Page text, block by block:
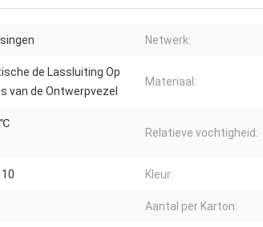
Netwerk:
de Lassluiting Op
van de Ontwerpvezel
Materiaal:
Relatieve vochtigheid:
Kleur:
Aantal per Karton: